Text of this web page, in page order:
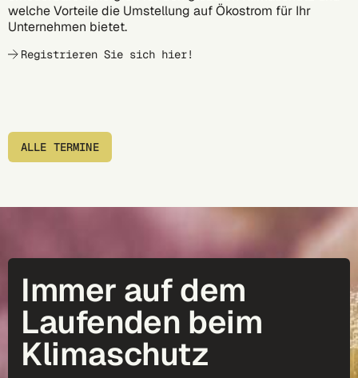
welche Vorteile die Umstellung auf Ökostrom für Ihr
Unternehmen bietet.
Registrieren Sie sich hier!
ALLE TERMINE
Immer auf dem
Laufenden beim
Klimaschutz